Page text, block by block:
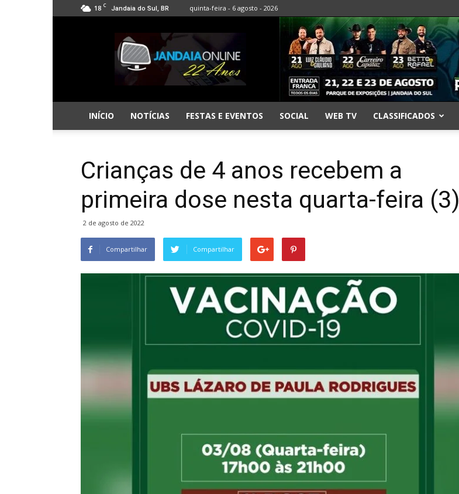
18 C Jandaia do Sul, BR quinta-feira - 6 agosto - 2026
Jandaia
Online
INÍCIO NOTÍCIAS FESTAS E EVENTOS SOCIAL WEB TV CLASSIFICADOS
Crianças de 4 anos recebem a
primeira dose nesta quarta-feira (3)
2 de agosto de 2022
Compartilhar Compartilhar